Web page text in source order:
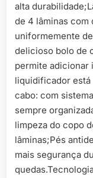
alta
de 4 lâminas
uniformemente
delicioso bolo de
permite adicionar
liquidificador
cabo: com
sempre
limpeza do copo
lâminas;Pés
mais segurança